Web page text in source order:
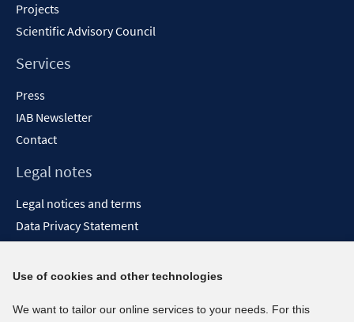
Projects
Scientific Advisory Council
Services
Press
IAB Newsletter
Contact
Legal notes
Legal notices and terms
Data Privacy Statement
Report Accessibility
Social media channels
Use of cookies and other technologies
We want to tailor our online services to your needs. For this